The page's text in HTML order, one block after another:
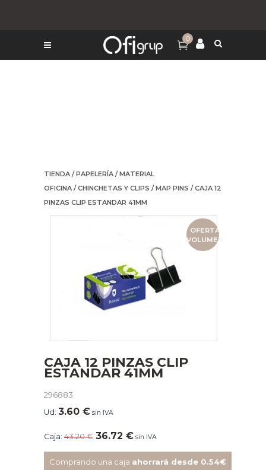
0
TIENDA /PAPELERÍA /MATERIAL
OFICINA /CHINCHETAS Y CLIPS /MAP PINS / CAJA 12
PINZAS CLIP ESTANDAR 41MM
OFERTA
VOLUMEN
CAJA 12 PINZAS CLIP
ESTANDAR 41MM
296883
Ud: 3.60 € sin IVA
Caja: 43.20€ 36.72 € sin IVA
Comprando una caja ahorrará desde 0.54€